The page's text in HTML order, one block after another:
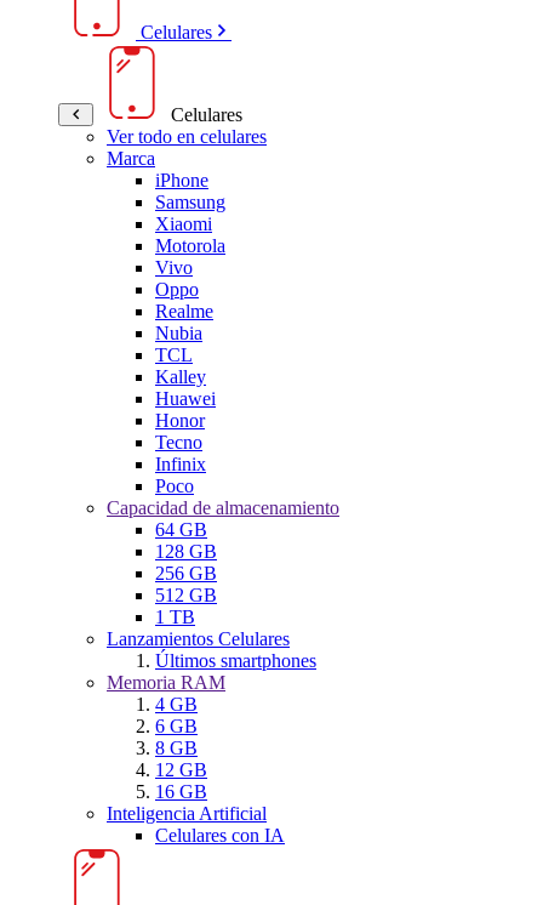
Celulares
Celulares
Ver todo en celulares
Marca
iPhone
Samsung
Xiaomi
Motorola
Vivo
Oppo
Realme
Nubia
TCL
Kalley
Huawei
Honor
Tecno
Infinix
Poco
Capacidad de almacenamiento
64 GB
128 GB
256 GB
512 GB
1 TB
Lanzamientos Celulares
Últimos smartphones
Memoria RAM
4 GB
6 GB
8 GB
12 GB
16 GB
Inteligencia Artificial
Celulares con IA